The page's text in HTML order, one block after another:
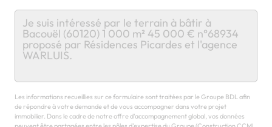
Chargement...
Les informations recueillies sur ce formulaire sont traitées par le Groupe BDL afin
de répondre à votre demande et de vous accompagner dans votre projet
immobilier. Dans le cadre de notre offre d'accompagnement global, vos données